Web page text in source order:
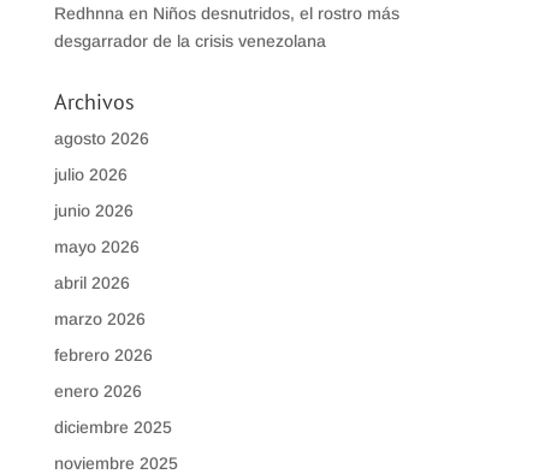
Redhnna en Niños desnutridos, el rostro más
desgarrador de la crisis venezolana
Archivos
agosto 2026
julio 2026
junio 2026
mayo 2026
abril 2026
marzo 2026
febrero 2026
enero 2026
diciembre 2025
noviembre 2025